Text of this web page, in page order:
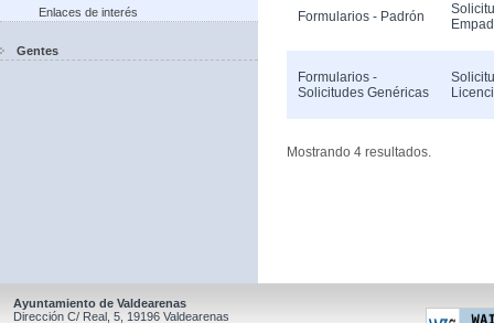
Enlaces de interés
Gentes
Formularios - Padrón
Formularios -
Solicitudes Genéricas
Mostrando 4 resultados.
Ayuntamiento de Valdearenas
Dirección C/ Real, 5, 19196 Valdearenas